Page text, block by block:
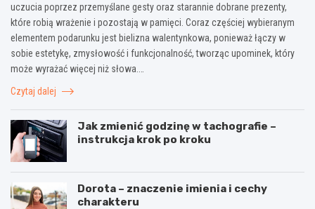
uczucia poprzez przemyślane gesty oraz starannie dobrane prezenty,
które robią wrażenie i pozostają w pamięci. Coraz częściej wybieranym
elementem podarunku jest bielizna walentynkowa, ponieważ łączy w
sobie estetykę, zmysłowość i funkcjonalność, tworząc upominek, który
może wyrażać więcej niż słowa.…
Czytaj dalej
Jak zmienić godzinę w tachografie –
instrukcja krok po kroku
Dorota – znaczenie imienia i cechy
charakteru